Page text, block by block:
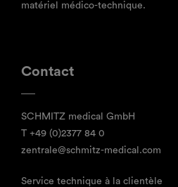
matériel médico-technique.
Contact
SCHMITZ medical GmbH
T +49 (0)2377 84 0
zentrale@schmitz-medical.com
Service technique à la clientèle